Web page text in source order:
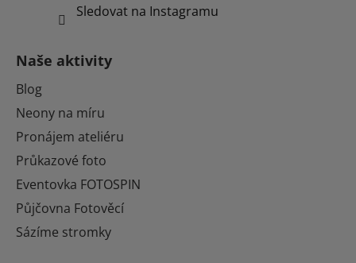
Sledovat na Instagramu
Naše aktivity
Blog
Neony na míru
Pronájem ateliéru
Průkazové foto
Eventovka FOTOSPIN
Půjčovna Fotověcí
Sázíme stromky